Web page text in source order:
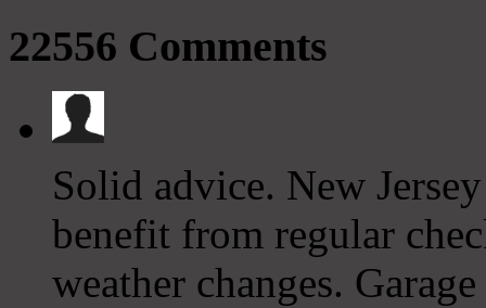
22556 Comments
Solid advice. New
benefit from regular
weather changes.